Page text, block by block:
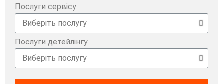
Послуги сервісу
Послуги детейлінгу